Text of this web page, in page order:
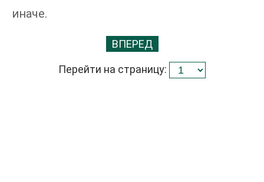
иначе.
ВПЕРЕД
Перейти на страницу: